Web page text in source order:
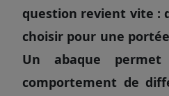
question revient vite :
choisir pour une
Un abaque
comportement de